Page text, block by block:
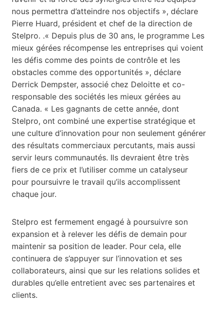
nous permettra d’atteindre nos objectifs », déclare
Pierre Huard, président et chef de la direction de
Stelpro. .« Depuis plus de 30 ans, le programme Les
mieux gérées récompense les entreprises qui voient
les défis comme des points de contrôle et les
obstacles comme des opportunités », déclare
Derrick Dempster, associé chez Deloitte et co-
responsable des sociétés les mieux gérées au
Canada. « Les gagnants de cette année, dont
Stelpro, ont combiné une expertise stratégique et
une culture d’innovation pour non seulement générer
des résultats commerciaux percutants, mais aussi
servir leurs communautés. Ils devraient être très
fiers de ce prix et l’utiliser comme un catalyseur
pour poursuivre le travail qu’ils accomplissent
chaque jour.
Stelpro est fermement engagé à poursuivre son
expansion et à relever les défis de demain pour
maintenir sa position de leader. Pour cela, elle
continuera de s’appuyer sur l’innovation et ses
collaborateurs, ainsi que sur les relations solides et
durables qu’elle entretient avec ses partenaires et
clients.